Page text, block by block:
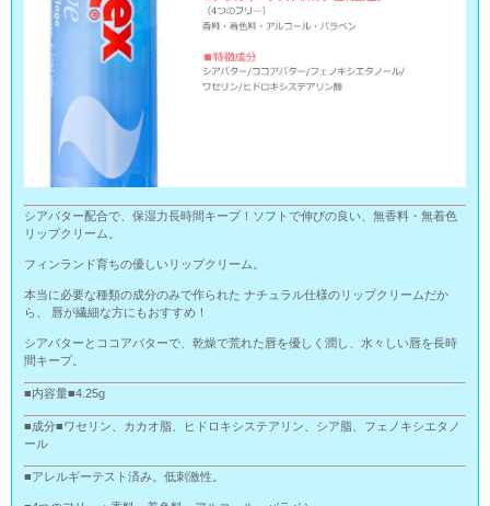
シアバター配合で、保湿力長時間キープ！ソフトで伸びの良い、無香料・無着色
リップクリーム。
フィンランド育ちの優しいリップクリーム。
本当に必要な種類の成分のみで作られた ナチュラル仕様のリップクリームだか
ら、 唇が繊細な方にもおすすめ！
シアバターとココアバターで、乾燥で荒れた唇を優しく潤し、水々しい唇を長時
間キープ。
■内容量■4.25g
■成分■ワセリン、カカオ脂、ヒドロキシステアリン、シア脂、フェノキシエタノ
ール
■アレルギーテスト済み。低刺激性。